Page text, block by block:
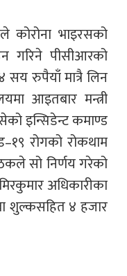
कोरोना भाइरसको
गरिने पीसीआरको
रुपैयाँ मात्रै लिन
आइतबार मन्त्री
इन्सिडेन्ट कमाण्ड
रोगको रोकथाम
सो निर्णय गरेको
अधिकारीका
शुल्कसहित ४ हजार